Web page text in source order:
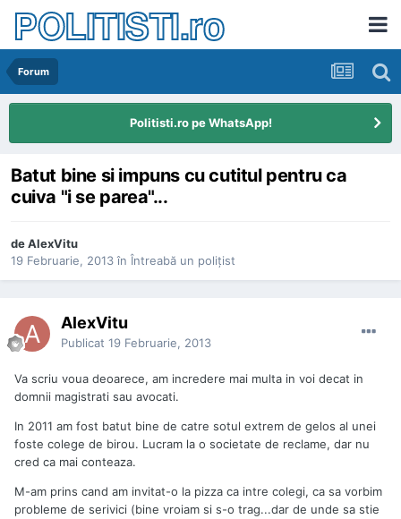
POLITISTI.ro
Forum
Politisti.ro pe WhatsApp!
Batut bine si impuns cu cutitul pentru ca
cuiva "i se parea"...
deAlexVitu
19 Februarie, 2013 în Întreabă un poliţist
AlexVitu
Publicat 19 Februarie, 2013
Va scriu voua deoarece, am incredere mai multa in voi decat in
domnii magistrati sau avocati.
In 2011 am fost batut bine de catre sotul extrem de gelos al unei
foste colege de birou. Lucram la o societate de reclame, dar nu
cred ca mai conteaza.
M-am prins cand am invitat-o la pizza ca intre colegi, ca sa vorbim
probleme de serivici (bine vroiam si s-o trag...dar de unde sa stie